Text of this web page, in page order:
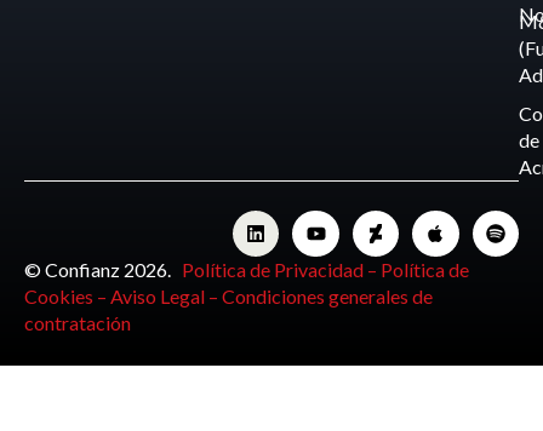
de
© Confianz 2026. Política de Privacidad – Política de
Cookies – Aviso Legal – Condiciones generales de
contratación